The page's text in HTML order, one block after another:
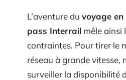
L’aventure du voyage en
pass Interrail mêle ainsi
contraintes. Pour tirer le
réseau à grande vitesse,
surveiller la disponibilité